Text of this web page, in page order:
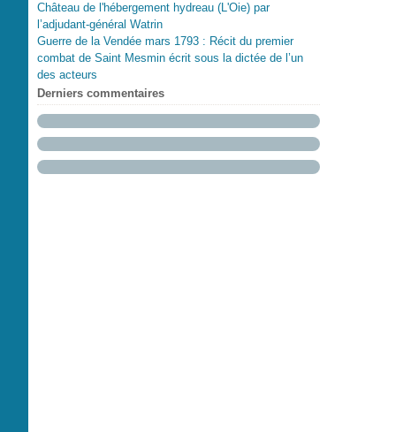
Château de l'hébergement hydreau (L'Oie) par
l’adjudant-général Watrin
Guerre de la Vendée mars 1793 : Récit du premier
combat de Saint Mesmin écrit sous la dictée de l’un
des acteurs
Derniers commentaires